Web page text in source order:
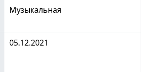
Музыкальная
05.12.2021